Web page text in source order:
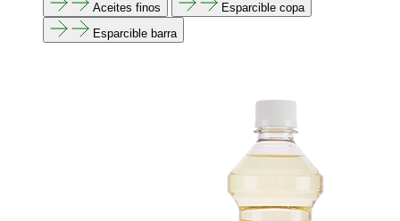
Aceites finos
Esparcible copa
Esparcible barra